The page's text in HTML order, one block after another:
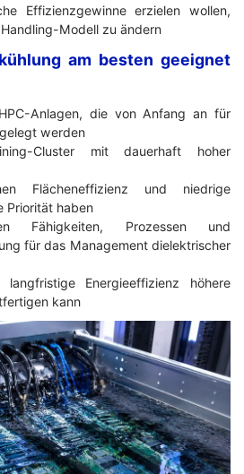
Effizienzgewinne erzielen wollen,
Modell zu ändern
am besten geeignet
Anlagen, die von Anfang an für
werden
Cluster mit dauerhaft hoher
Flächeneffizienz und niedrige
Priorität haben
Fähigkeiten, Prozessen und
für das Management dielektrischer
Energieeffizienz höhere
kann